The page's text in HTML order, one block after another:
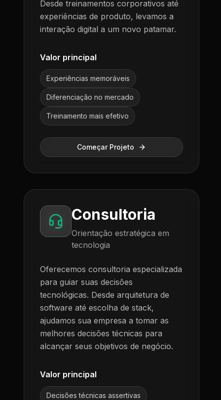
Desde treinamentos corporativos até
experiências de produto, levamos a
interação digital a um novo patamar.
Valor principal
Experiências memoráveis
Diferenciação no mercado
Treinamento mais efetivo
Começar Projeto
Consultoria
Orientação estratégica em
tecnologia
Oferecemos consultoria especializada
para guiar suas decisões
tecnológicas. Desde arquitetura de
software até escolha de stack,
ajudamos sua empresa a tomar as
melhores decisões técnicas para
alcançar seus objetivos de negócio.
Valor principal
Decisões técnicas assertivas